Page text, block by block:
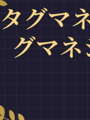
タグマ
グマ